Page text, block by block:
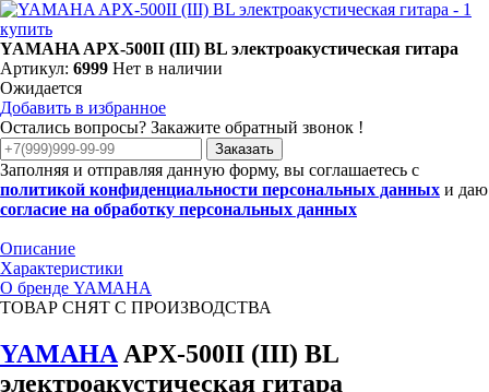
YAMAHA APX-500II (III) BL электроакустическая гитара
Артикул: 6999 Нет в наличии
Ожидается
Добавить в избранное
Остались вопросы? Закажите обратный звонок !
Заказать
Заполняя и отправляя данную форму, вы соглашаетесь с
политикой конфиденциальности персональных данных и даю
согласие на обработку персональных данных
Описание
Характеристики
О бренде YAMAHA
ТОВАР СНЯТ С ПРОИЗВОДСТВА
YAMAHA APX-500II (III) BL
электроакустическая гитара